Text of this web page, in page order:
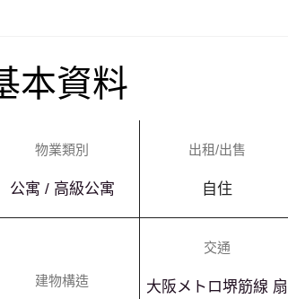
本資料
物業類別
公寓 / 高級公寓
出租/出售
自住
建物構造
交通
大阪メトロ堺筋線 扇
¥328,000,000